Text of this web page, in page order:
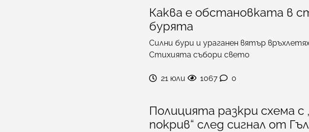
Каква е обстановката в
бурята
Силни бури и ураганен вятър
Стихията събори свето
21 юли 1067 0
Полицията разкри схема с
покрив“ след сигнал от